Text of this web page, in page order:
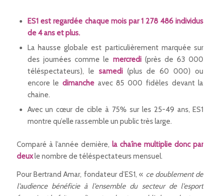
ES1 est regardée chaque mois par 1 278 486 individus
de 4 ans et plus.
La hausse globale est particulièrement marquée sur
des journées comme le mercredi(près de 63 000
téléspectateurs), le samedi(plus de 60 000) ou
encore ledimanche avec 85 000 fidèles devant la
chaine.
Avec un cœur de cible à 75% sur les 25-49 ans, ES1
montre qu’elle rassemble un public très large.
Comparé à l’année dernière, la chaîne multiplie donc par
deuxle nombre de téléspectateurs mensuel.
Pour Bertrand Amar, fondateur d’ES1, « ce doublement de
l’audience bénéficie à l’ensemble du secteur de l’esport